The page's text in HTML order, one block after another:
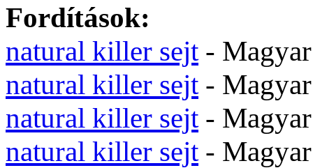
Fordítások:
natural killer sejt
natural killer sejt-
natural killer sejt-
natural killer sejt-